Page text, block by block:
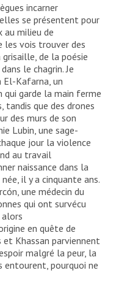
incarner
se présentent pour
au milieu de
les vois trouver des
de la poésie
le chagrin. Je
El-Kafarna, un
qui garde la main ferme
tandis que des drones
des murs de son
Lubin, une sage-
jour la violence
au travail
naissance dans la
il y a cinquante ans.
une médecin du
qui ont survécu
en quête de
et Khassan parviennent
malgré la peur, la
pourquoi ne